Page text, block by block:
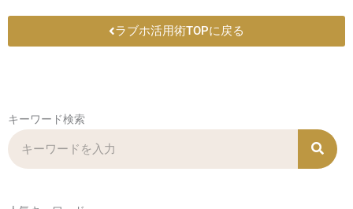
ラブホ活用術TOPに戻る
キーワード検索
検
索